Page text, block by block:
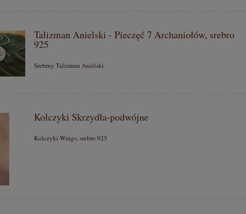
Talizman Anielski - Pieczęć 7 Archaniołów, srebro
925
Srebrny Talizman Anielski
Kolczyki Skrzydła-podwójne
Kolczyki Wings, srebro 925